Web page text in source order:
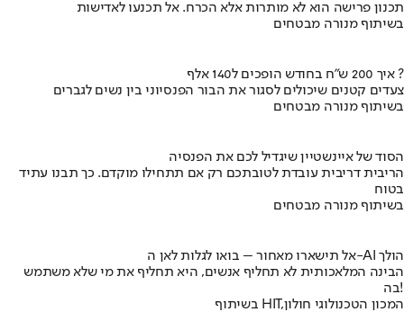
תכנון פרישה הוא לא מותרות אלא הכרח. אל תכנעו לאדישות
בשיתוף מנורה מבטחים
איך 200 ש"ח בחודש הופכים ל140 אלף ?
צעדים קטנים שיכולים לסגור את הבור הפנסיוני בין נשים לגברים
בשיתוף מנורה מבטחים
הסוד של איינשטיין שיגדיל לכם את הפנסיה
הריבית דריבית עובדת לטובתכם רק אם תתחילו מוקדם. כך תבנו עתיד
בטוח
בשיתוף מנורה מבטחים
אל תישארו מאחור – בואו לגלות לאן ה-AI הולך
הבינה המלאכותית לא תחליף אנשים, היא תחליף את מי שלא משתמש
בה!
בשיתוף HIT,המכון הטכנולוגי חולון